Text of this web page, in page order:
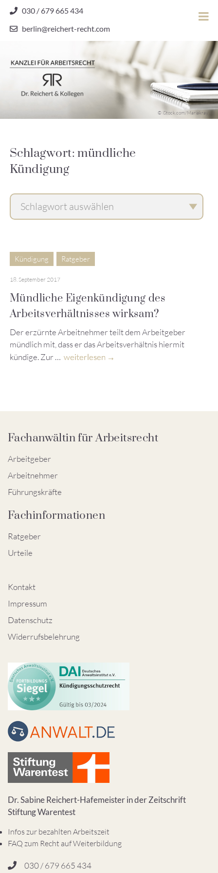
content
030 / 679 665 434
berlin@reichert-recht.com
Dr.
Reichert
Arbeitsrecht
© iStock.com/Mariakray
Schlagwort: mündliche
Kündigung
Kündigung Ratgeber
18. September 2017
Mündliche Eigenkündigung des
Arbeitsverhältnisses wirksam?
Der erzürnte Arbeitnehmer teilt dem Arbeitgeber
mündlich mit, dass er das Arbeitsverhältnis hiermit
kündige. Zur … weiterlesen
Fachanwältin für Arbeitsrecht
Arbeitgeber
Arbeitnehmer
Führungskräfte
Fachinformationen
Ratgeber
Urteile
Kontakt
Impressum
Datenschutz
Widerrufsbelehrung
Dr. Sabine Reichert-Hafemeister in der Zeitschrift
Stiftung Warentest
Infos zur bezahlten Arbeitszeit
FAQ zum Recht auf Weiterbildung
030 / 679 665 434